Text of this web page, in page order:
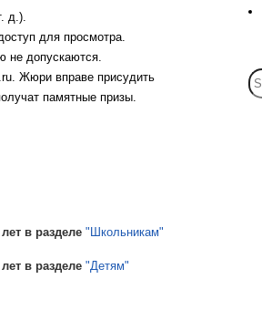
д.).
для просмотра.
не допускаются.
Жюри вправе присудить
памятные призы.
в разделе "Школьникам"
в разделе "Детям"